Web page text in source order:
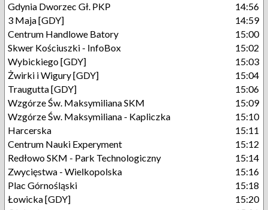
Gdynia Dworzec Gł. PKP
14:56
3 Maja [GDY]
14:59
Centrum Handlowe Batory
15:00
Skwer Kościuszki - InfoBox
15:02
Wybickiego [GDY]
15:03
Żwirki i Wigury [GDY]
15:04
Traugutta [GDY]
15:06
Wzgórze Św. Maksymiliana SKM
15:09
Wzgórze Św. Maksymiliana - Kapliczka
15:10
Harcerska
15:11
Centrum Nauki Experyment
15:12
Redłowo SKM - Park Technologiczny
15:14
Zwycięstwa - Wielkopolska
15:16
Plac Górnośląski
15:18
Łowicka [GDY]
15:20